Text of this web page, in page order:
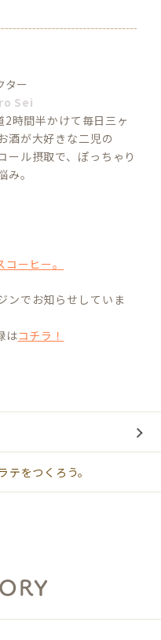
ター
Sei
時間半かけて毎日三ヶ
酒が大好きな二児の
ール摂取で、ぽっちゃり
。
ーヒー。
ンでお知らせしていま
はコチラ！
をつくろう。